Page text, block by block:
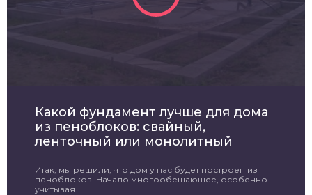
Какой фундамент лучше для дома
из пеноблоков: свайный,
ленточный или монолитный
Итак, мы решили, что дом у нас будет построен из
пеноблоков. Начало многообещающее, особенно
учитывая ...